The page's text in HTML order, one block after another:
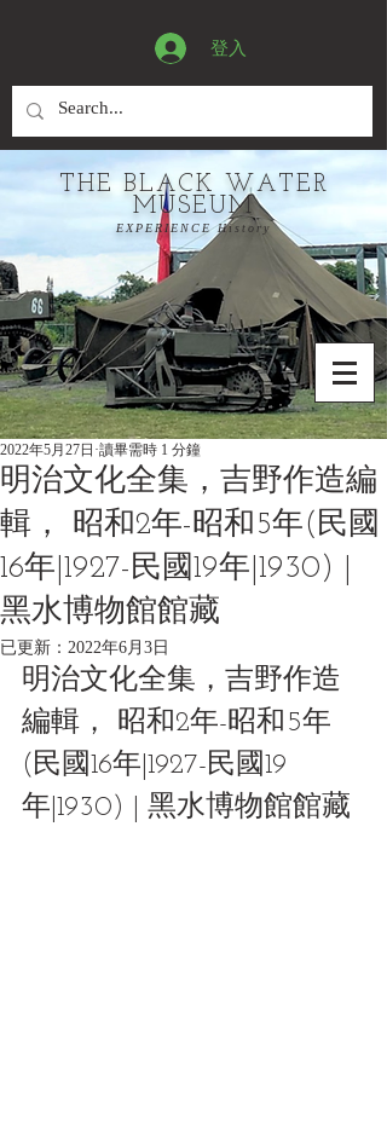
登入
THE BLACK WATER
MUSEUM
EXPERIENCE History
明治文化全集，吉野作造編
輯， 昭和2年-昭和5年(民國
16年|1927-民國19年|1930) |
黑水博物館館藏
2022年5月27日 讀畢需時 1 分鐘
已更新： 2022年6月3日
明治文化全集，吉野作造
編輯， 昭和2年-昭和5年
(民國16年|1927-民國19
年|1930) | 黑水博物館館藏